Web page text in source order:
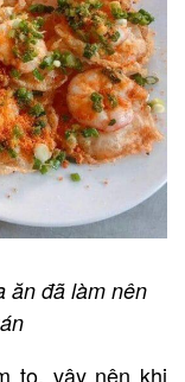
ăn đã làm nên
to, vậy nên khi